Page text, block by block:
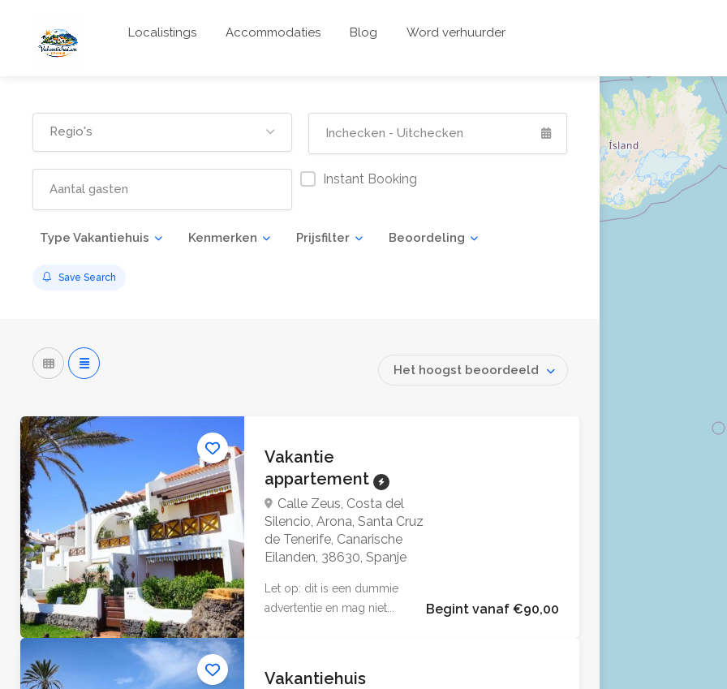
Localistings Accommodaties Blog Word verhuurder
Regio's
Instant Booking
Type Vakantiehuis Kenmerken Prijsfilter Beoordeling
Save Search
Het hoogst beoordeeld
Vakantie
appartement
Calle Zeus, Costa del
Silencio, Arona, Santa Cruz
de Tenerife, Canarische
Eilanden, 38630, Spanje
Let op: dit is een dummie
advertentie en mag niet...
Begint vanaf €90,00
Vakantiehuis